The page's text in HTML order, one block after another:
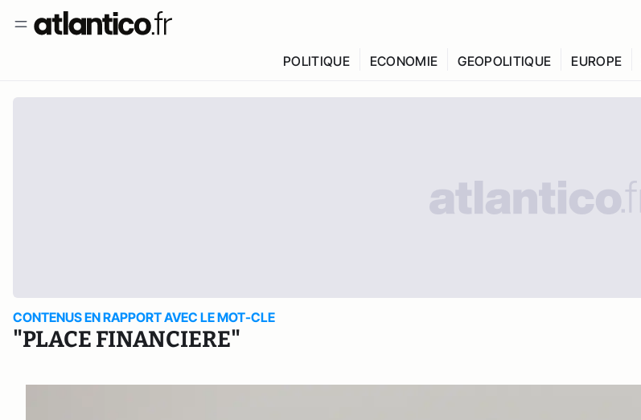
POLITIQUE ECONOMIE GEOPOLITIQUE EUROPE
CONTENUS EN RAPPORT AVEC LE MOT-CLE
"PLACE FINANCIERE"